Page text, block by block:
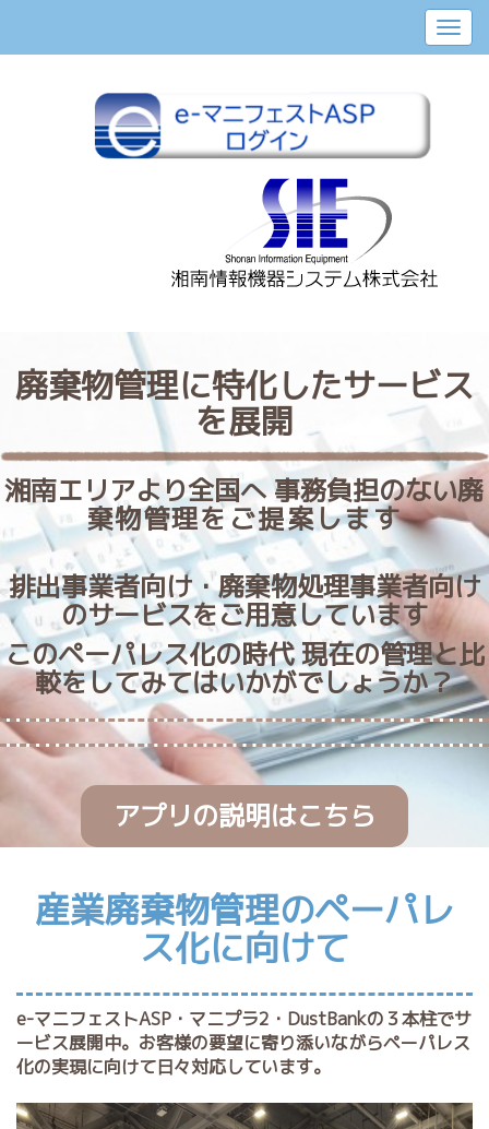
廃棄物管理に特化したサービス
を展開
湘南エリアより全国へ 事務負担のない廃
棄物管理をご提案します
排出事業者向け・廃棄物処理事業者向け
のサービスをご用意しています
このペーパレス化の時代 現在の管理と比
較をしてみてはいかがでしょうか？
アプリの説明はこちら
産業廃棄物管理のペーパレ
ス化に向けて
e-マニフェストASP・マニプラ2・DustBankの３本柱でサ
ービス展開中。お客様の要望に寄り添いながらペーパレス
化の実現に向けて日々対応しています。